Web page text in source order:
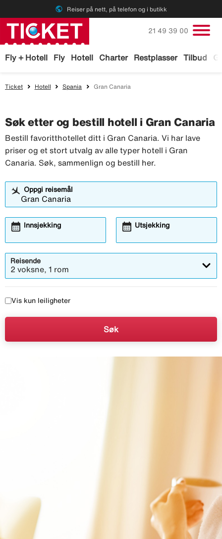
public Reiser på nett, på telefon og i butikk
Fly + Hotell Fly Hotell Charter Restplasser Tilbud
Ring oss på
21 49 39 00
Ticket Hotell Spania Gran Canaria
Søk etter og bestill hotell i Gran Canaria
Bestill favoritthotellet ditt i Gran Canaria. Vi har lave
priser og et stort utvalg av alle typer hotell i Gran
Canaria. Søk, sammenlign og bestill her.
Oppgi reisemål
Innsjekking
calendar_month Utsjekking
calendar_month
Reisende
2 voksne, 1 rom
Vis kun leiligheter
Søk